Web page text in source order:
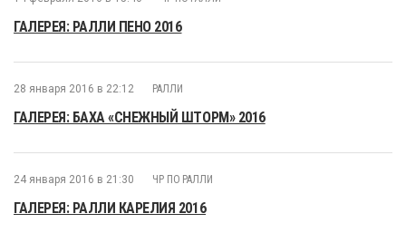
ГАЛЕРЕЯ: РАЛЛИ ПЕНО 2016
28 января 2016 в 22:12 РАЛЛИ
ГАЛЕРЕЯ: БАХА «СНЕЖНЫЙ ШТОРМ» 2016
24 января 2016 в 21:30 ЧР ПО РАЛЛИ
ГАЛЕРЕЯ: РАЛЛИ КАРЕЛИЯ 2016